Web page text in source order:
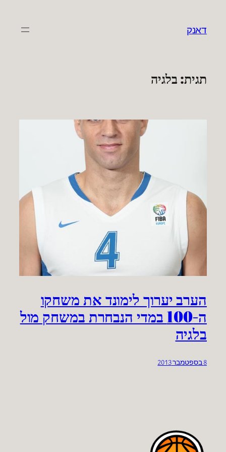
דאנק
תגית:בלגיה
הערב יערוך לימונד את משחקו
ה-100 במדי הנבחרת במשחק מול
בלגיה
8 בספטמבר 2013